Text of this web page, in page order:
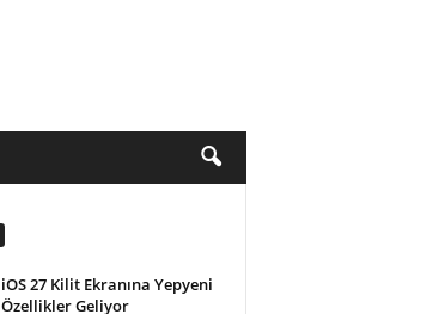
iOS 27 Kilit Ekranına Yepyeni
Özellikler Geliyor